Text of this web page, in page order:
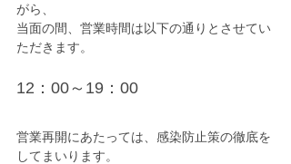
がら、
当面の間、営業時間は以下の通りとさせてい
ただきます。
12：00～19：00
営業再開にあたっては、感染防止策の徹底を
してまいります。